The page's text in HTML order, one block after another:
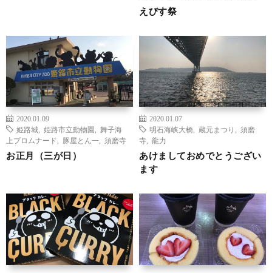
えびす祭
2020.01.09
姫路城
姫路市立動物園
舞子海
上プロムナード
豚屋とん一 須磨寺
お正月（三が日）
2020.01.07
明石海峡大橋
蔵元まつり
須磨
寺
龍力
あけましておめでとうござい
ます